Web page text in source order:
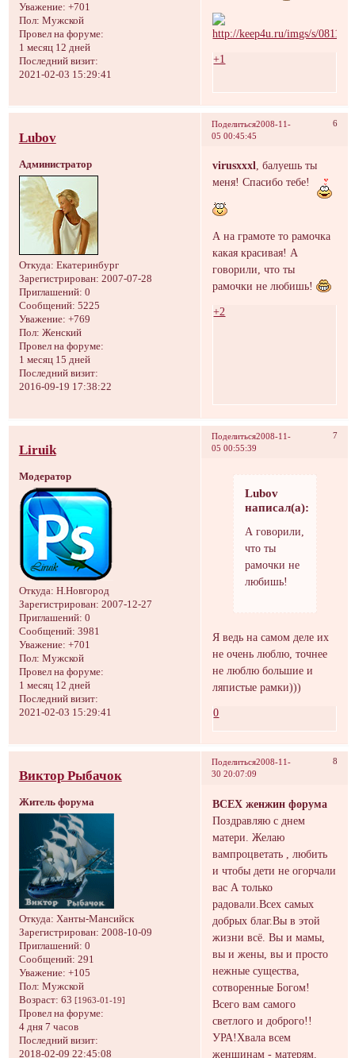
Уважение: +701
Пол: Мужской
Провел на форуме:
1 месяц 12 дней
Последний визит:
2021-02-03 15:29:41
+1
Поделиться 6
2008-11-
05 00:45:45
Lubov
Администратор
Откуда: Екатеринбург
Зарегистрирован: 2007-07-28
Приглашений: 0
Сообщений: 5225
Уважение: +769
Пол: Женский
Провел на форуме:
1 месяц 15 дней
Последний визит:
2016-09-19 17:38:22
virusxxxl, балуешь ты
меня! Спасибо тебе!
А на грамоте то рамочка
какая красивая! А
говорили, что ты
рамочки не любишь!
+2
Поделиться 7
2008-11-
05 00:55:39
Liruik
Модератор
Откуда: Н.Новгород
Зарегистрирован: 2007-12-27
Приглашений: 0
Сообщений: 3981
Уважение: +701
Пол: Мужской
Провел на форуме:
1 месяц 12 дней
Последний визит:
2021-02-03 15:29:41
Lubov
написал(а):
А говорили,
что ты
рамочки не
любишь!
Я ведь на самом деле их
не очень люблю, точнее
не люблю большие и
ляпистые рамки)))
0
Поделиться 8
2008-11-
30 20:07:09
Виктор Рыбачок
Житель форума
Откуда: Ханты-Мансийск
Зарегистрирован: 2008-10-09
Приглашений: 0
Сообщений: 291
Уважение: +105
Пол: Мужской
Возраст: 63 [1963-01-19]
Провел на форуме:
4 дня 7 часов
Последний визит:
2018-02-09 22:45:08
ВСЕХ женжин форума
Поздравляю с днем
матери. Желаю
вампроцветать , любить
и чтобы дети не огорчали
вас А только
радовали.Всех самых
добрых благ.Вы в этой
жизни всё. Вы и мамы,
вы и жены, вы и просто
нежные существа,
сотворенные Богом!
Всего вам самого
светлого и доброго!!
УРА!Хвала всем
женщинам - матерям.